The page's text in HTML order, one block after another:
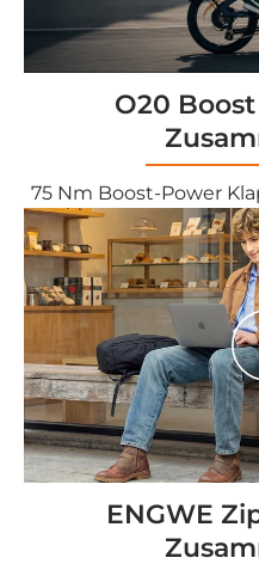
O20
75 Nm Boost-Power
ENGWE